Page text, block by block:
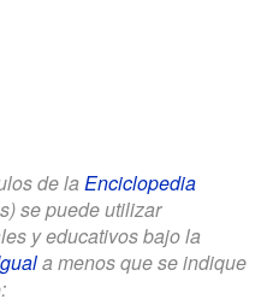
de la Enciclopedia
se puede utilizar
y educativos bajo la
a menos que se indique